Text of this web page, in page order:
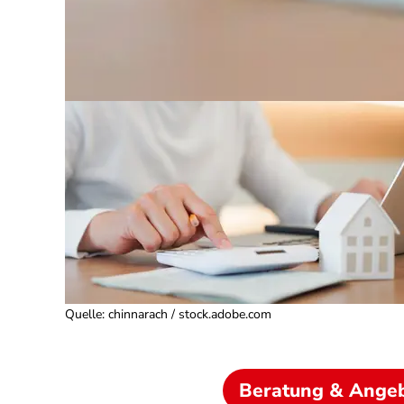
Quelle: chinnarach / stock.adobe.com
Beratung &